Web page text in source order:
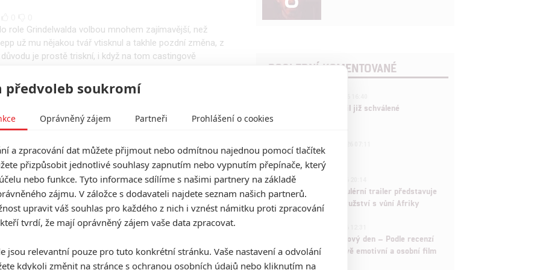
role Grindelwalda volbou mnohem zajímavější, než
už mu nějakou tvář vtisknul a takhle pozdní změna, z
je prostě triskní, i když na tom castingově
Buď měl být Mikkelsen v roli od začátku, nebo nechat
prát s Deppovým odkazem, a byť nepochybuji, že
ztvárnění házet smutný stín. A to si prostě ani jeden
jasný důkaz toho, že jisté osoby u Warnerů měli jít z
psaní scénáře přizvala Klovese. Tak uvidíme
osobně bych si dovedl představit i lepší
0 0
byla rozhodně jedna z mála perliček druhého filmu a je
jak to Mads Mikkelsen zvládne. Nepochybuju o
roli vynikající.
z Potter ságy, byl bych radši, kdyby na ně nesahali.
POSLEDNÍ KOMENTOVANÉ
Marvel nečekaně zrušil již schválené
pokračování
拆彈專家
1ČLÁNEK | 30.07.2026 20:14
Děti krve a kostí: Regulérní trailer představuje
akční fantasy dobrodružství s vůní Afriky
Spider-Man: Zbrusu nový den – Podle recenzí
máme čekat překvapivě emotivní a osobní film
předvoleb soukromí
Oprávněný zájem Partneři Prohlášení o cookies
a zpracování dat můžete přijmout nebo odmítnou najednou pomocí tlačítek
přizpůsobit jednotlivé souhlasy zapnutím nebo vypnutím přepínače, který
nebo funkce. Tyto informace sdílíme s našimi partnery na základě
zájmu. V záložce s dodavateli najdete seznam našich partnerů.
upravit váš souhlas pro každého z nich i vznést námitku proti zpracování
tvrdí, že mají oprávněný zájem vaše data zpracovat.
jsou relevantní pouze pro tuto konkrétní stránku. Vaše nastavení a odvolání
kdykoli změnit na stránce s ochranou osobních údajů nebo kliknutím na